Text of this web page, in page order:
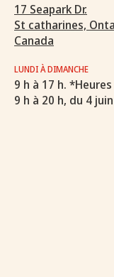
17 Seapark Dr.
St catharines,
Canada
LUNDI À DIMANCHE
9 h à 17 h.
9 h à 20 h, du 4